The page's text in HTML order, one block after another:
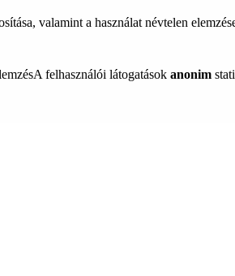
valamint a használat névtelen
A felhasználói látogatások anonim